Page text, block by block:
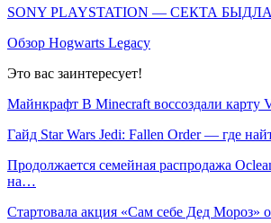
SONY PLAYSTATION — СЕКТА БЫДЛА
Обзор Hogwarts Legacy
Это вас заинтересует!
Майнкрафт В Minecraft воссоздали карту
Гайд Star Wars Jedi: Fallen Order — где
Продолжается семейная распродажа
на…
Стартовала акция «Сам себе Дед Мороз»